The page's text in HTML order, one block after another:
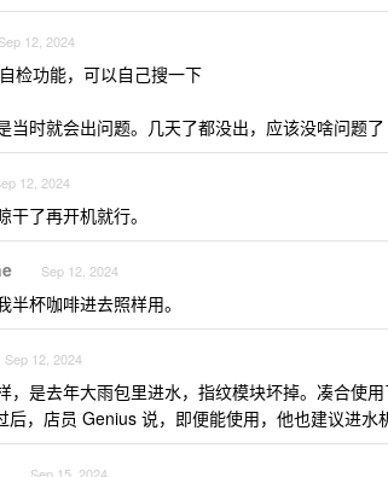
Sep 12, 2024
检功能，可以自己搜一下
当时就会出问题。几天了都没出，应该没啥问题了
12, 2024
干了再开机就行。
Sep 12, 2024
半杯咖啡进去照样用。
Sep 12, 2024
，是去年大雨包里进水，指纹模块坏掉。凑合使
后，店员 Genius 说，即便能使用，他也建议进水